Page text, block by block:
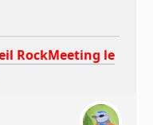
RockMeeting le